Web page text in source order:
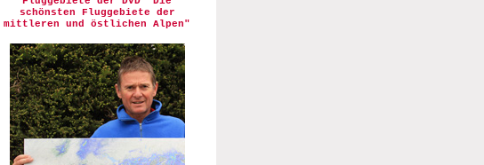
schönsten Fluggebiete der
mittleren und östlichen Alpen"